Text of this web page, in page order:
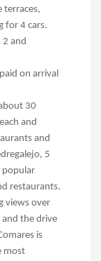
terraces,
for 4 cars.
and
on arrival
30
and
and
5
popular
restaurants.
views over
the drive
is
most